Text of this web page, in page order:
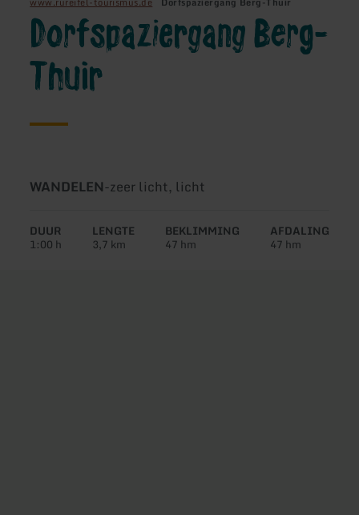
Dorfspaziergang Berg-
Thuir
Soort
WANDELEN-Moeilijkheidsgraad:
zeer licht, licht
DUUR
1:00 h
LENGTE
3,7 km
BEKLIMMING
47 hm
AFDALING
47 hm